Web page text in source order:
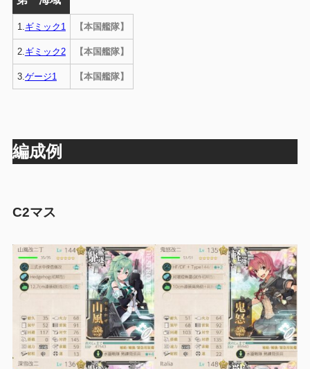
1.ギミック1 【本国艦隊】
2.ギミック2 【本国艦隊】
3.ゲージ1 【本国艦隊】
編成例
C2マス